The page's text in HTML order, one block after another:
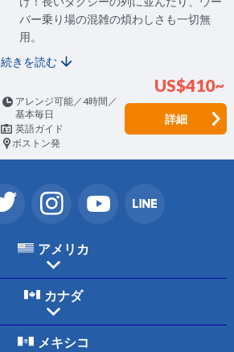
バー乗り場の混雑の煩わしさも一切無
用。
続きを読む
US$410~
アレンジ可能／4時間／
基本毎日
英語ガイド
ボストン発
詳細
アメリカ
カナダ
メキシコ